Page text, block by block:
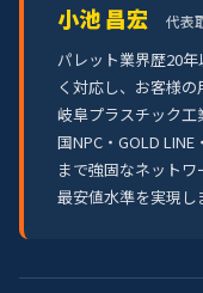
小池 昌宏 代表
パレット業界歴20
く対応し、お客様の
岐阜プラスチック
国NPC・GOLD
まで強固なネット
最安値水準を実現し